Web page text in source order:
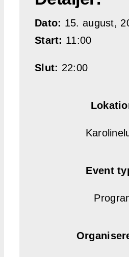
Dato: 15. august,
Start: 11:00
Slut: 22:00
Event